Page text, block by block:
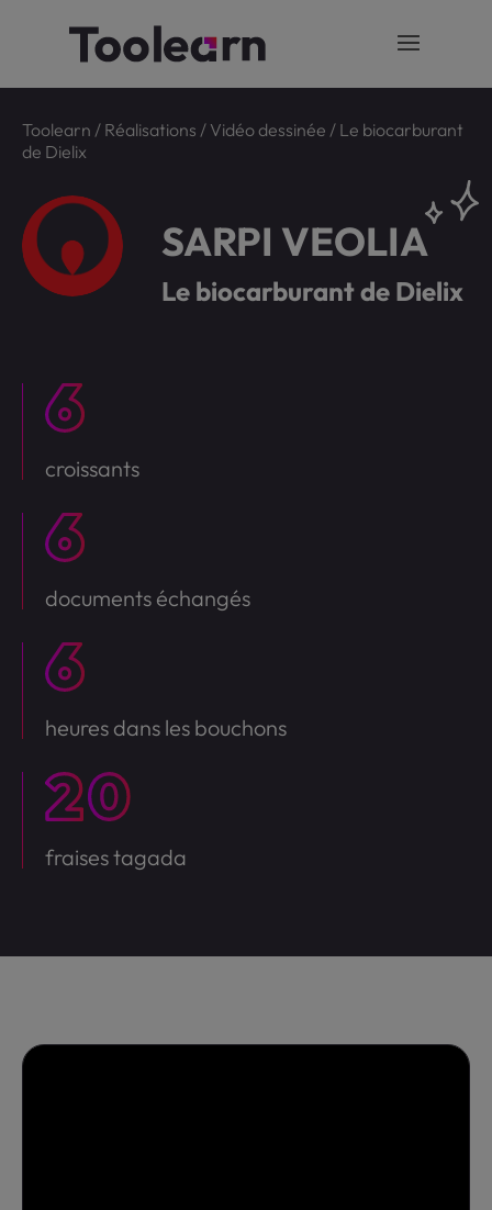
Toolearn / Réalisations / Vidéo dessinée / Le biocarburant
de Dielix
SARPI VEOLIA
Le biocarburant de Dielix
croissants
documents échangés
heures dans les bouchons
fraises tagada